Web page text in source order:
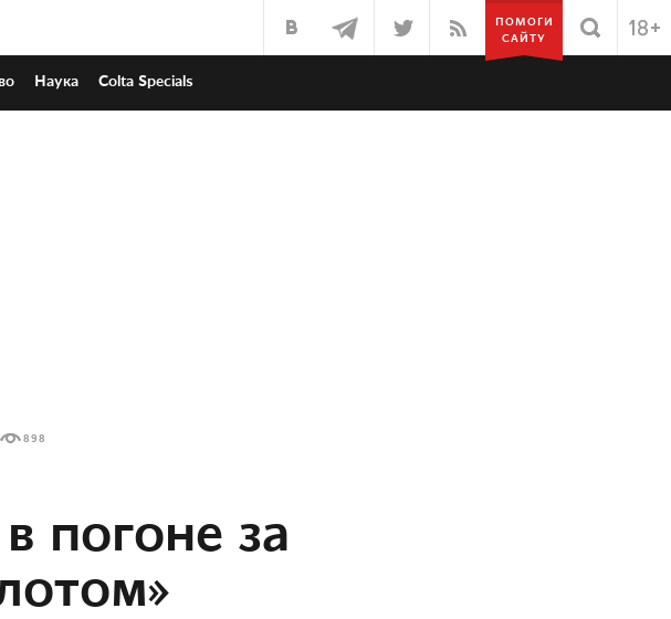
ПОМОГИ
САЙТУ
Наука Colta Specials
898
погоне за